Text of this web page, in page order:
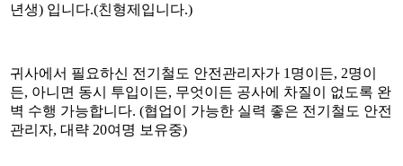
년생) 입니다.(친형제입니다.)
귀사에서 필요하신 전기철도 안전관리자가 1명이든, 2명이
든, 아니면 동시 투입이든, 무엇이든 공사에 차질이 없도록 완
벽 수행 가능합니다. (협업이 가능한 실력 좋은 전기철도 안전
관리자, 대략 20여명 보유중)